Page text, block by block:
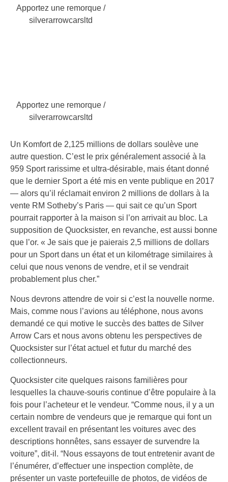
Apportez une remorque /
silverarrowcarsltd
Apportez une remorque /
silverarrowcarsltd
Un Komfort de 2,125 millions de dollars soulève une
autre question. C’est le prix généralement associé à la
959 Sport rarissime et ultra-désirable, mais étant donné
que le dernier Sport a été mis en vente publique en 2017
— alors qu’il réclamait environ 2 millions de dollars à la
vente RM Sotheby’s Paris — qui sait ce qu’un Sport
pourrait rapporter à la maison si l’on arrivait au bloc. La
supposition de Quocksister, en revanche, est aussi bonne
que l’or. « Je sais que je paierais 2,5 millions de dollars
pour un Sport dans un état et un kilométrage similaires à
celui que nous venons de vendre, et il se vendrait
probablement plus cher.”
Nous devrons attendre de voir si c’est la nouvelle norme.
Mais, comme nous l’avions au téléphone, nous avons
demandé ce qui motive le succès des battes de Silver
Arrow Cars et nous avons obtenu les perspectives de
Quocksister sur l’état actuel et futur du marché des
collectionneurs.
Quocksister cite quelques raisons familières pour
lesquelles la chauve-souris continue d’être populaire à la
fois pour l’acheteur et le vendeur. “Comme nous, il y a un
certain nombre de vendeurs que je remarque qui font un
excellent travail en présentant les voitures avec des
descriptions honnêtes, sans essayer de survendre la
voiture”, dit-il. “Nous essayons de tout entretenir avant de
l’énumérer, d’effectuer une inspection complète, de
présenter un vaste portefeuille de photos, de vidéos de